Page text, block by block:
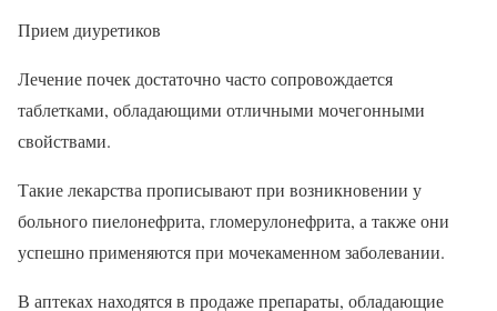
Прием диуретиков
Лечение почек достаточно часто сопровождается
таблетками, обладающими отличными мочегонными
свойствами.
Такие лекарства прописывают при возникновении у
больного пиелонефрита, гломерулонефрита, а также они
успешно применяются при мочекаменном заболевании.
В аптеках находятся в продаже препараты, обладающие